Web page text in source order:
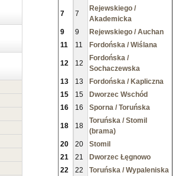
7 7
Rejewskiego /
Akademicka
9
9
Rejewskiego / Auchan
11
11 Fordońska / Wiślana
12 12
Fordońska /
Sochaczewska
13
13
Fordońska / Kapliczna
15
15
Dworzec Wschód
16
16 Sporna / Toruńska
18 18
Toruńska / Stomil
(brama)
20
20
Stomil
21
21
Dworzec Łęgnowo
22
22
Toruńska / Wypaleniska